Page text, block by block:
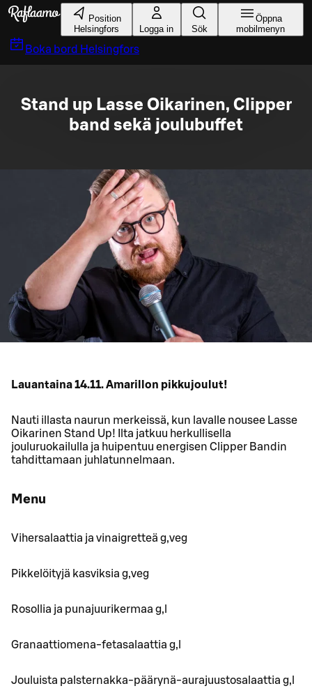
Gå till huvudinnehållet
Position
Helsingfors
Logga in Sök
Öppna
mobilmenyn
Boka bord Helsingfors
Stand up Lasse Oikarinen, Clipper
band sekä joulubuffet
Lauantaina 14.11. Amarillon pikkujoulut!
Nauti illasta naurun merkeissä, kun lavalle nousee Lasse
Oikarinen Stand Up! Ilta jatkuu herkullisella
jouluruokailulla ja huipentuu energisen Clipper Bandin
tahdittamaan juhlatunnelmaan.
Menu
Vihersalaattia ja vinaigretteä g,veg
Pikkelöityjä kasviksia g,veg
Rosollia ja punajuurikermaa g,l
Granaattiomena-fetasalaattia g,l
Jouluista palsternakka-päärynä-aurajuustosalaattia g,l